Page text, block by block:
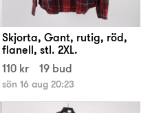
Skjorta, Gant, rutig, röd,
flanell, stl. 2XL.
110 kr
19 bud
sön 16 aug 20:23